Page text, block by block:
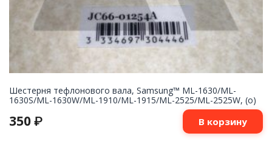
Шестерня тефлонового вала, Samsung™ ML-1630/ML-
1630S/ML-1630W/ML-1910/ML-1915/ML-2525/ML-2525W, (о)
350 ₽ В корзину